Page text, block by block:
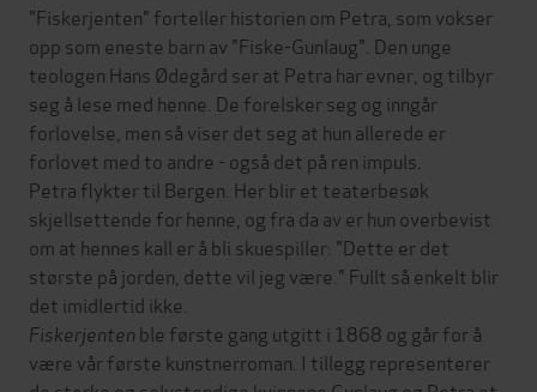
"Fiskerjenten" forteller historien om Petra, som vokser
opp som eneste barn av "Fiske-Gunlaug". Den unge
teologen Hans Ødegård ser at Petra har evner, og tilbyr
seg å lese med henne. De forelsker seg og inngår
forlovelse, men så viser det seg at hun allerede er
forlovet med to andre - også det på ren impuls.
Petra flykter til Bergen. Her blir et teaterbesøk
skjellsettende for henne, og fra da av er hun overbevist
om at hennes kall er å bli skuespiller: "Dette er det
største på jorden, dette vil jeg være." Fullt så enkelt blir
det imidlertid ikke.
Fiskerjenten ble første gang utgitt i 1868 og går for å
være vår første kunstnerroman. I tillegg representerer